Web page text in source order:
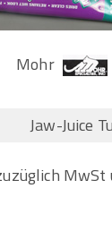
Mohr
Jaw-Juice
MwSt